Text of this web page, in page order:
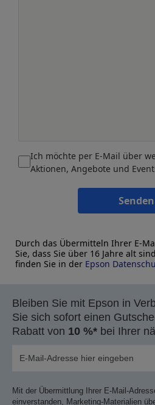
Ich möchte per E-Mail über
Aktionen, Angebote und
Senden
Durch das Übermitteln Ihrer E-
Sie, dass Sie über 16 Jahre alt
finden Sie in der Epson
Bleiben Sie mit Epson in
Sie sich sofort einen
Rabatt von 10 %* bei Ihrer
Mit der Übermittlung Ihrer E-Mail-
einverstanden, Marketing-Materialien